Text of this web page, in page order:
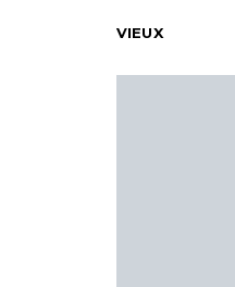
VIEUX